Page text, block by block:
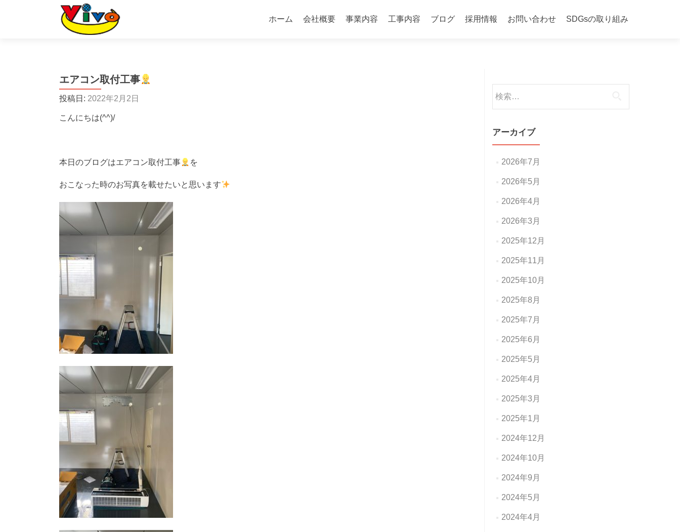
ン
ホーム 会社概要 事業内容 工事内容 ブログ 採用情報 お問い合わせ SDGsの取り組み
エアコン取付工事
投稿日: 2022年2月2日
こんにちは(^^)/
本日のブログはエアコン取付工事 を
おこなった時のお写真を載せたいと思います
索:
アーカイブ
2026年7月
2026年5月
2026年4月
2026年3月
2025年12月
2025年11月
2025年10月
2025年8月
2025年7月
2025年6月
2025年5月
2025年4月
2025年3月
2025年1月
2024年12月
2024年10月
2024年9月
2024年5月
2024年4月